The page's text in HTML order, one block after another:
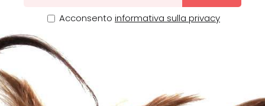
Acconsento informativa sulla privacy